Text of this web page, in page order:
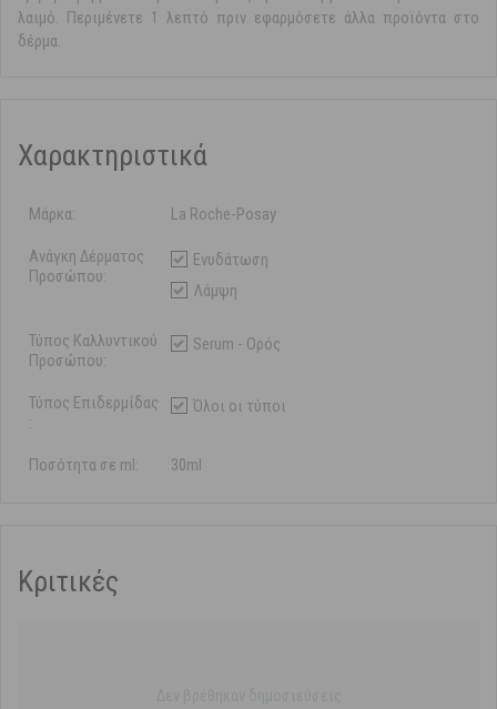
λαιμό. Περιμένετε 1 λεπτό πριν εφαρμόσετε άλλα προϊόντα στο
δέρμα.
Χαρακτηριστικά
Μάρκα: La Roche-Posay
Ανάγκη Δέρματος
Προσώπου:
Ενυδάτωση
Λάμψη
Τύπος Καλλυντικού
Προσώπου:
Serum - Ορός
Τύπος Επιδερμίδας
:
Όλοι οι τύποι
Ποσότητα σε ml: 30ml
Κριτικές